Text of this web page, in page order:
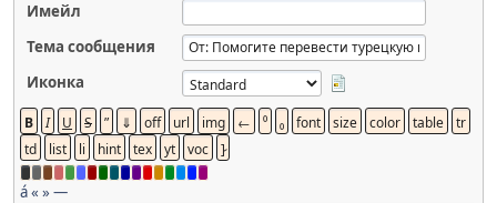
Имейл
Тема сообщения
Иконка
á« »—